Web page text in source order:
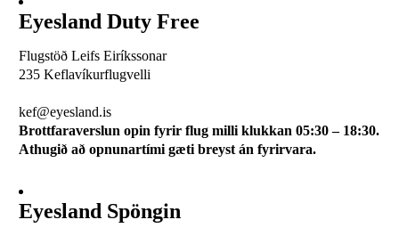
Eyesland Duty Free
Flugstöð Leifs Eiríkssonar
235 Keflavíkurflugvelli
kef@eyesland.is
Brottfaraverslun opin fyrir flug milli klukkan 05:30 – 18:30.
Athugið að opnunartími gæti breyst án fyrirvara.
Eyesland Spöngin